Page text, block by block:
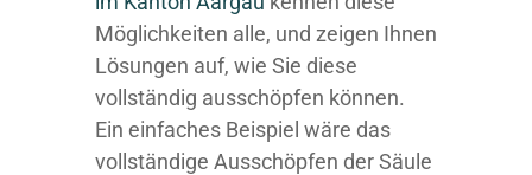
Möglichkeiten alle, und zeigen Ihnen
Lösungen auf, wie Sie diese
vollständig ausschöpfen können.
Ein einfaches Beispiel wäre das
vollständige Ausschöpfen der Säule